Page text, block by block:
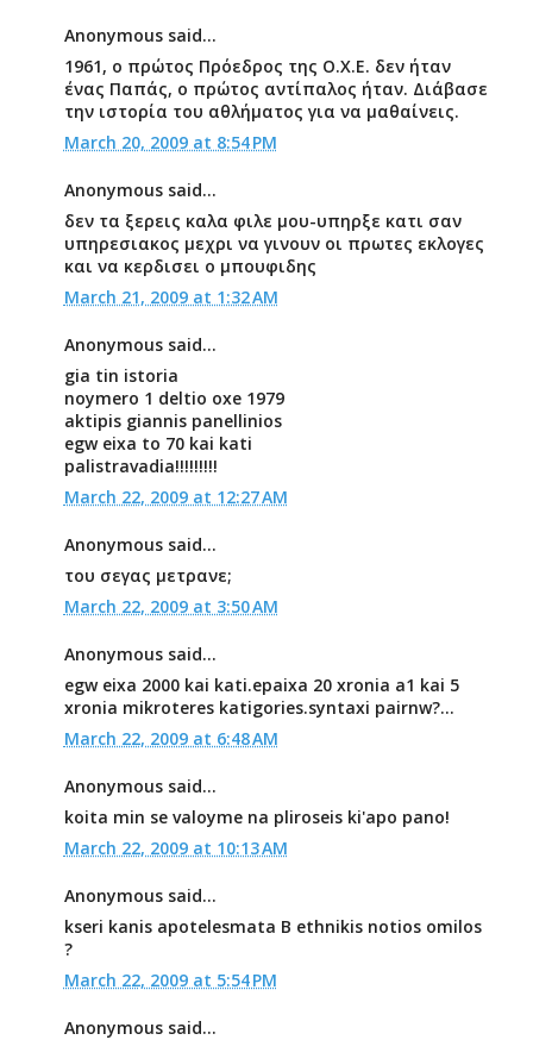
Anonymous said...
1961, ο πρώτος Πρόεδρος της Ο.Χ.Ε. δεν ήταν
ένας Παπάς, ο πρώτος αντίπαλος ήταν. Διάβασε
την ιστορία του αθλήματος για να μαθαίνεις.
March 20, 2009 at 8:54 PM
Anonymous said...
δεν τα ξερεις καλα φιλε μου-υπηρξε κατι σαν
υπηρεσιακος μεχρι να γινουν οι πρωτες εκλογες
και να κερδισει ο μπουφιδης
March 21, 2009 at 1:32 AM
Anonymous said...
gia tin istoria
noymero 1 deltio oxe 1979
aktipis giannis panellinios
egw eixa to 70 kai kati
palistravadia!!!!!!!!!
March 22, 2009 at 12:27 AM
Anonymous said...
του σεγας μετρανε;
March 22, 2009 at 3:50 AM
Anonymous said...
egw eixa 2000 kai kati.epaixa 20 xronia a1 kai 5
xronia mikroteres katigories.syntaxi pairnw?...
March 22, 2009 at 6:48 AM
Anonymous said...
koita min se valoyme na pliroseis ki'apo pano!
March 22, 2009 at 10:13 AM
Anonymous said...
kseri kanis apotelesmata B ethnikis notios omilos
?
March 22, 2009 at 5:54 PM
Anonymous said...